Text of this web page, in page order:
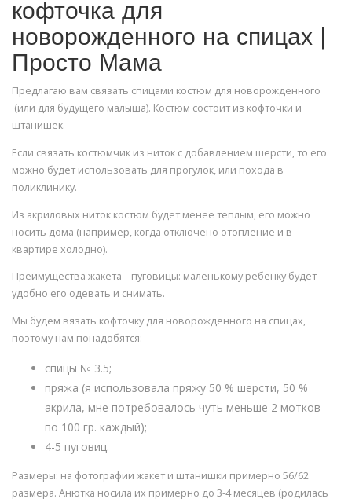
кофточка для
новорожденного на спицах |
Просто Мама
Предлагаю вам связать спицами костюм для новорожденного
(или для будущего малыша). Костюм состоит из кофточки и
штанишек.
Если связать костюмчик из ниток с добавлением шерсти, то его
можно будет использовать для прогулок, или похода в
поликлинику.
Из акриловых ниток костюм будет менее теплым, его можно
носить дома (например, когда отключено отопление и в
квартире холодно).
Преимущества жакета – пуговицы: маленькому ребенку будет
удобно его одевать и снимать.
Мы будем вязать кофточку для новорожденного на спицах,
поэтому нам понадобятся:
спицы № 3.5;
пряжа (я использовала пряжу 50 % шерсти, 50 %
акрила, мне потребовалось чуть меньше 2 мотков
по 100 гр. каждый);
4-5 пуговиц.
Размеры: на фотографии жакет и штанишки примерно 56/62
размера. Анютка носила их примерно до 3-4 месяцев (родилась